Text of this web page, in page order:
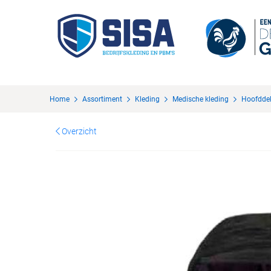
Home Assortiment Kleding Medische kleding
Overzicht